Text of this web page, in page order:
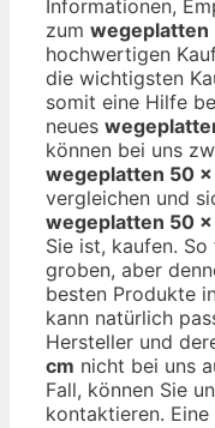
Informationen,
zum wegeplatten
hochwertigen
die wichtigsten
somit eine Hilfe
neues
können bei uns
wegeplatten 50
vergleichen und
wegeplatten 50
Sie ist, kaufen.
groben, aber
besten Produkte
kann natürlich
Hersteller und
cm nicht bei uns
Fall, können Sie
kontaktieren.